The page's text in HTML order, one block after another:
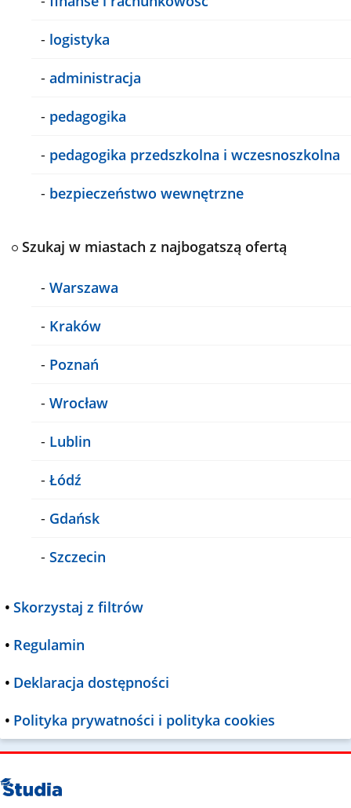
- logistyka
- administracja
- pedagogika
- pedagogika przedszkolna i wczesnoszkolna
- bezpieczeństwo wewnętrzne
Szukaj w miastach z najbogatszą ofertą
- Warszawa
- Kraków
- Poznań
- Wrocław
- Lublin
- Łódź
- Gdańsk
- Szczecin
• Skorzystaj z filtrów
• Regulamin
• Deklaracja dostępności
• Polityka prywatności i polityka cookies